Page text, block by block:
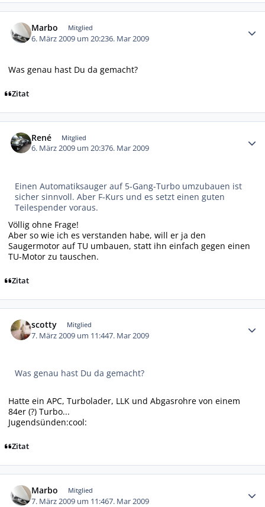
Marbo Mitglied
6. März 2009 um 20:236. Mar 2009
Was genau hast Du da gemacht?
Zitat
René Mitglied
6. März 2009 um 20:376. Mar 2009
Einen Automatiksauger auf 5-Gang-Turbo umzubauen ist
sicher sinnvoll. Aber F-Kurs und es setzt einen guten
Teilespender voraus.
Völlig ohne Frage!
Aber so wie ich es verstanden habe, will er ja den
Saugermotor auf TU umbauen, statt ihn einfach gegen einen
TU-Motor zu tauschen.
Zitat
scotty Mitglied
7. März 2009 um 11:447. Mar 2009
Was genau hast Du da gemacht?
Hatte ein APC, Turbolader, LLK und Abgasrohre von einem
84er (?) Turbo...
Jugendsünden:cool:
Zitat
Marbo Mitglied
7. März 2009 um 11:467. Mar 2009